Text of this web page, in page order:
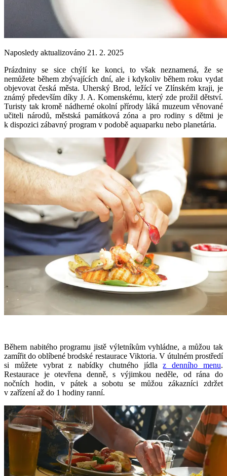
Naposledy aktualizováno 21. 2. 2025
Prázdniny se sice chýlí ke konci, to však neznamená, že se
nemůžete během zbývajících dní, ale i kdykoliv během roku vydat
objevovat česká města. Uherský Brod, ležící ve Zlínském kraji, je
známý především díky J. A. Komenskému, který zde prožil dětství.
Turisty tak kromě nádherné okolní přírody láká muzeum věnované
učiteli národů, městská památková zóna a pro rodiny s dětmi je
k dispozici zábavný program v podobě aquaparku nebo planetária.
Během nabitého programu jistě výletníkům vyhládne, a můžou tak
zamířit do oblíbené brodské restaurace Viktoria. V útulném prostředí
si můžete vybrat z nabídky chutného jídlaz denního menu.
Restaurace je otevřena denně, s výjimkou neděle, od rána do
nočních hodin, v pátek a sobotu se můžou zákazníci zdržet
v zařízení až do 1 hodiny ranní.